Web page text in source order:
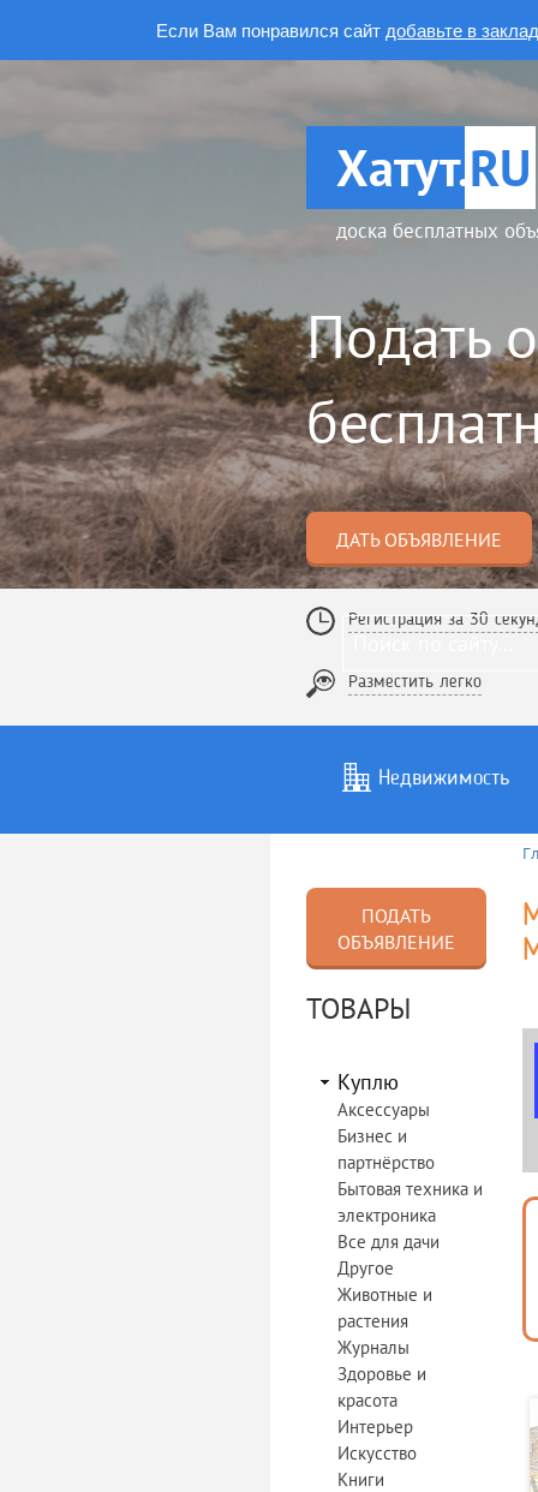
Если Вам понравился сайт добавьте в
Хатут.RU
доска бесплатных
Подать
ДАТЬ ОБЪЯВЛЕНИЕ
Регистрация за 30
Разместить легко
Недвижимость
Услуги
ПОДАТЬ
ОБЪЯВЛЕНИЕ
ТОВАРЫ
Куплю
Аксессуары
Бизнес и
партнёрство
Бытовая техника и
электроника
Все для дачи
Другое
Животные и
растения
Журналы
Здоровье и
красота
Интерьер
Искусство
Книги